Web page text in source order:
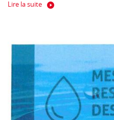
Lire la suite